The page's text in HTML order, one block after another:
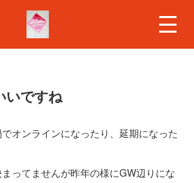
いですね
オンラインになったり、延期になった
ってませんが昨年の様にGW辺りにな